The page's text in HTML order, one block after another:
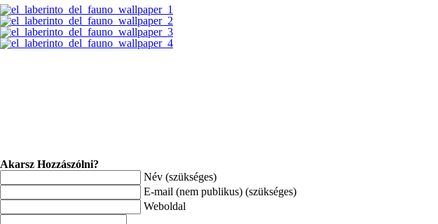
Akarsz Hozzászólni?
Név (szükséges)
E-mail (nem publikus) (szükséges)
Weboldal